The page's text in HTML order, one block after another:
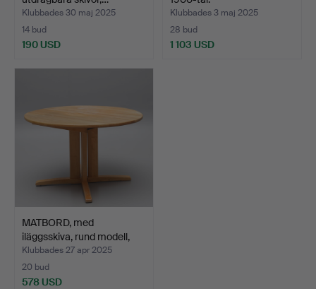
Klubbades 30 maj 2025
14 bud
190 USD
Klubbades 3 maj 2025
28 bud
1 103 USD
MATBORD, med
iläggsskiva, rund modell,
bjö…
Klubbades 27 apr 2025
20 bud
578 USD